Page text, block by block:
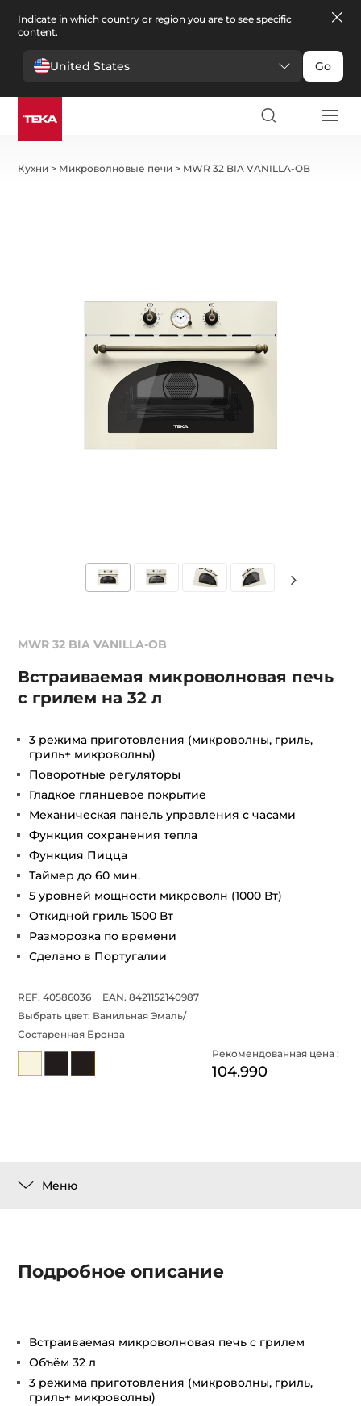
Indicate in which country or region you are to see specific
content.
United States Go
Кухни > Микроволновые печи > MWR 32 BIA VANILLA-OB
MWR 32 BIA VANILLA-OB
Встраиваемая микроволновая печь
с грилем на 32 л
3 режима приготовления (микроволны, гриль,
гриль+ микроволны)
Поворотные регуляторы
Гладкое глянцевое покрытие
Механическая панель управления с часами
Функция сохранения тепла
Функция Пицца
Таймер до 60 мин.
5 уровней мощности микроволн (1000 Вт)
Откидной гриль 1500 Вт
Разморозка по времени
Сделано в Португалии
REF. 40586036
EAN. 8421152140987
Выбрать цвет: Ванильная Эмаль/
Состаренная Бронза
Рекомендованная цена :
104.990
Меню
Подробное описание
Встраиваемая микроволновая печь с грилем
Объём 32 л
3 режима приготовления (микроволны, гриль,
гриль+ микроволны)